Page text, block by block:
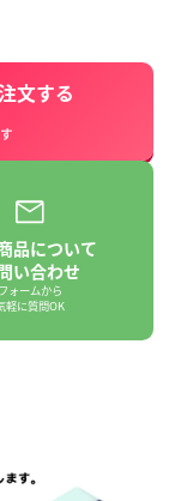
文する
品について
い合わせ
フォームから
軽に質問OK